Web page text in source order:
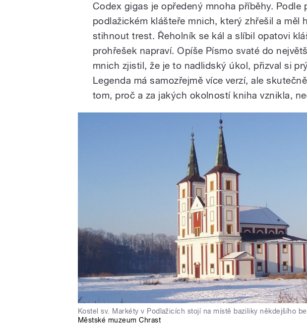
Codex gigas je opředený mnoha příběhy. Podle
podlažickém klášteře mnich, který zhřešil a měl
stihnout trest. Řeholník se kál a slíbil opatovi
prohřešek napraví. Opíše Písmo svaté do
mnich zjistil, že je to nadlidský úkol, přizval si
Legenda má samozřejmě více verzí, ale
tom, proč a za jakých okolností kniha vznikla,
Kostel sv. Markéty v Podlažicích stojí na místě baziliky někdejšího
Městské muzeum Chrast